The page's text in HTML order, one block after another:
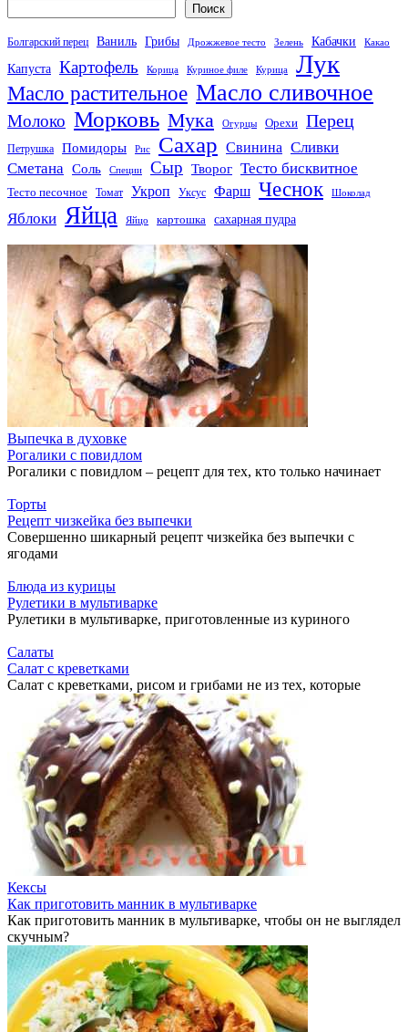
Поиск
Болгарский перец Ваниль Грибы Дрожжевое тесто Зелень Кабачки Какао
Капуста Картофель Корица Куриное филе Курица Лук
Масло растительное Масло сливочное
Молоко Морковь Мука Огурцы Орехи Перец
Петрушка Помидоры Рис Сахар Свинина Сливки
Сметана
Соль Специи Сыр Творог Тесто бисквитное
Тесто песочное Томат Укроп Уксус Фарш Чеснок Шоколад
Яблоки Яйца Яйцо картошка сахарная пудра
Выпечка в духовке
Рогалики с повидлом
Рогалики с повидлом – рецепт для тех, кто только начинает
Торты
Рецепт чизкейка без выпечки
Совершенно шикарный рецепт чизкейка без выпечки с
ягодами
Блюда из курицы
Рулетики в мультиварке
Рулетики в мультиварке, приготовленные из куриного
Салаты
Салат с креветками
Салат с креветками, рисом и грибами не из тех, которые
Кексы
Как приготовить манник в мультиварке
Как приготовить манник в мультиварке, чтобы он не выглядел
скучным?